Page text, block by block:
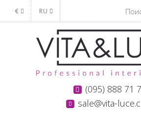
€ RU
(095) 888 71
sale@vita-